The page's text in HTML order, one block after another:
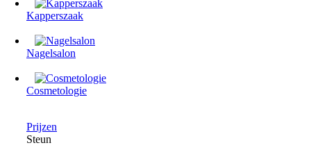
Kapperszaak
Nagelsalon
Cosmetologie
Prijzen
Steun